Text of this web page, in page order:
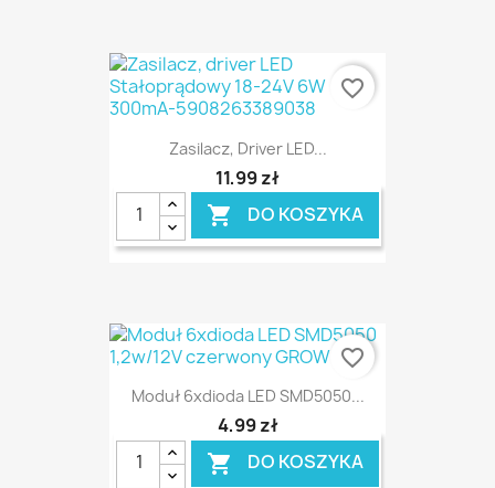
Zasilacz, Driver LED...
11,99 zł
 DO KOSZYKA
favorite_border
Moduł 6xdioda LED SMD5050...
4,99 zł
 DO KOSZYKA
favorite_border